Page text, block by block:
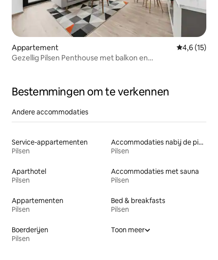
Appartement
4,6 (15)
Gezellig Pilsen Penthouse met balkon en
Bestemmingen om te verkennen
Andere accommodaties
Service-appartementen
Pilsen
Accommodaties nabij de piste
Pilsen
Aparthotel
Pilsen
Accommodaties met sauna
Pilsen
Appartementen
Pilsen
Bed & breakfasts
Pilsen
Boerderijen
Pilsen
Toon meer